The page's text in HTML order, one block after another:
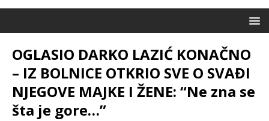
OGLASIO DARKO LAZIĆ KONAČNO
– IZ BOLNICE OTKRIO SVE O SVAĐI
NJEGOVE MAJKE I ŽENE: “Ne zna se
šta je gore…”